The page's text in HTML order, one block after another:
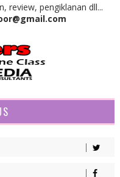
review, pengiklanan dll...